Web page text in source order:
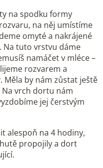
na spodku formy
na něj umístíme
omyté a nakrájené
Na tuto vrstvu dáme
namáčet v mléce –
rozvarem a
Měla by nám zůstat ještě
Na vrch dortu nám
jej čerstvým
alespoň na 4 hodiny,
propojily a dort